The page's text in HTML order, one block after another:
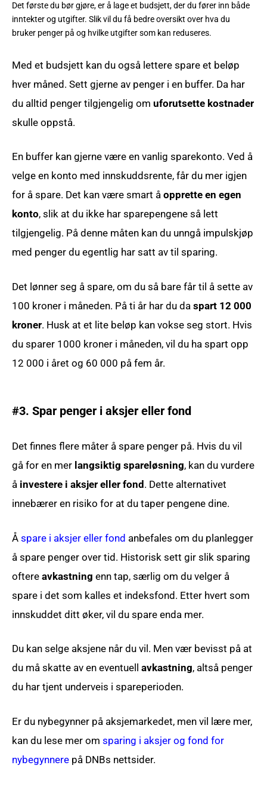
Det første du bør gjøre, er å lage et budsjett, der du fører inn både
inntekter og utgifter. Slik vil du få bedre oversikt over hva du
bruker penger på og hvilke utgifter som kan reduseres.
Med et budsjett kan du også lettere spare et beløp
hver måned. Sett gjerne av penger i en buffer. Da har
du alltid penger tilgjengelig omuforutsette kostnader
skulle oppstå.
En buffer kan gjerne være en vanlig sparekonto. Ved å
velge en konto med innskuddsrente, får du mer igjen
for å spare. Det kan være smart åopprette en egen
konto, slik at du ikke har sparepengene så lett
tilgjengelig. På denne måten kan du unngå impulskjøp
med penger du egentlig har satt av til sparing.
Det lønner seg å spare, om du så bare får til å sette av
100 kroner i måneden. På ti år har du daspart 12 000
kroner. Husk at et lite beløp kan vokse seg stort. Hvis
du sparer 1000 kroner i måneden, vil du ha spart opp
12 000 i året og 60 000 på fem år.
#3. Spar penger i aksjer eller fond
Det finnes flere måter å spare penger på. Hvis du vil
gå for en mer langsiktig spareløsning, kan du vurdere
å investere i aksjer eller fond . Dette alternativet
innebærer en risiko for at du taper pengene dine.
Åspare i aksjer eller fond anbefales om du planlegger
å spare penger over tid. Historisk sett gir slik sparing
oftereavkastning enn tap, særlig om du velger å
spare i det som kalles et indeksfond. Etter hvert som
innskuddet ditt øker, vil du spare enda mer.
Du kan selge aksjene når du vil. Men vær bevisst på at
du må skatte av en eventuellavkastning, altså penger
du har tjent underveis i spareperioden.
Er du nybegynner på aksjemarkedet, men vil lære mer,
kan du lese mer omsparing i aksjer og fond for
nybegynnere på DNBs nettsider.